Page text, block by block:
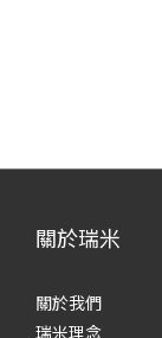
關於瑞米
關於我們
瑞米理念